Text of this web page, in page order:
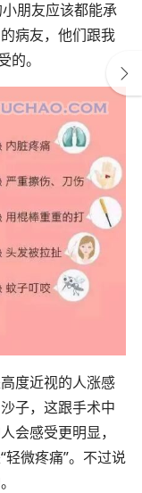
朋友应该都能承
病友，他们跟我
的。
度近视的人涨感
子，这跟手术中
会感受更明显，
微疼痛”。不过说